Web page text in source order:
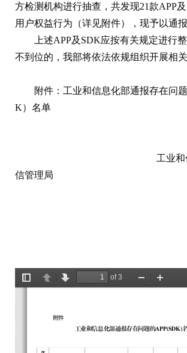
方检测机构进行抽查，共发现21款APP
用户权益行为（详见附件），现予以通报
上述APP及SDK应按有关规定进行
不到位的，我部将依法依规组织开展相关
附件：工业和信息化部通报存在问
K）名单
工业和信息化部
信管理局
2024年8月